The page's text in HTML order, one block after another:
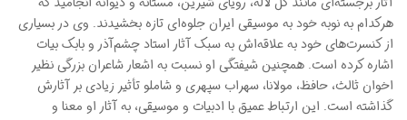
هرکدام به نوبه خود به موسیقی ایران جلوه‌ای تازه بخشیدند. وی در بسیاری
از کنسرت‌های خود به علاقه‌اش به سبک آثار استاد چشم‌آذر و بابک بیات
اشاره کرده است. همچنین شیفتگی او نسبت به اشعار شاعران بزرگی نظیر
اخوان ثالث، حافظ، مولانا، سهراب سپهری و شاملو تأثیر زیادی بر آثارش
گذاشته است. این ارتباط عمیق با ادبیات و موسیقی، به آثار او معنا و